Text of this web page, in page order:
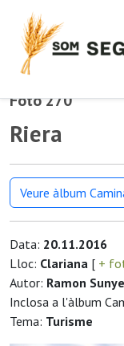
Foto 270
Riera
Veure àlbum
Data: 20.11.2016
Lloc: Clariana [ +
Autor: Ramon
Inclosa a l'àlbum
Tema: Turisme